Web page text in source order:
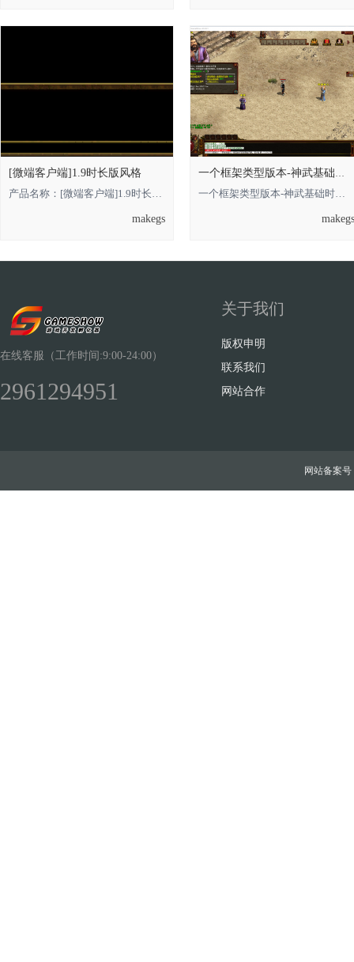
[微端客户端]1.9时长版风格
产品名称：[微端客户端]1.9时长版风格 **** 本内容被作者隐藏 **** **** 本内容被
makegs
一个框架类型版本-神武基础时长版的，借鉴
一个框架类型版本-神武基础时长版的**** 本内容被作者隐藏 ****，借鉴即可 金币
makegs
在线客服（工作时间:9:00-24:00）
2961294951
关于我们
版权申明
联系我们
网站合作
网站备案号